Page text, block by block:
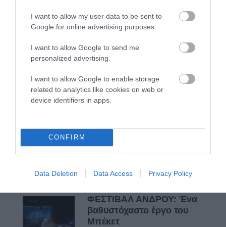
I want to allow my user data to be sent to
Google for online advertising purposes.
I want to allow Google to send me
personalized advertising.
I want to allow Google to enable storage
related to analytics like cookies on web or
device identifiers in apps.
CONFIRM
Data Deletion Data Access Privacy Policy
Πρόσφατα Άρθρα
στα ελληνικά νησιά
08/08/2026
ΕΚΔΗΛΩΣΕΙΣ ΤΩΝ
ΗΜΕΡΩΝ: Παγοποιείο
Μαντζαβελάκη & Καΐρειος
ΦΕΣΤΙΒΑΛ ΑΝΔΡΟΥ: Ένα
βαθυστόχαστο έργο του
Μπέκετ